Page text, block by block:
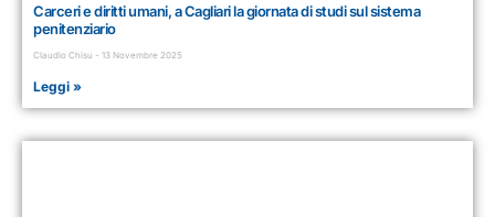
Carceri e diritti umani, a Cagliari la giornata di studi sul sistema
penitenziario
Claudio Chisu 13 Novembre 2025
Leggi »